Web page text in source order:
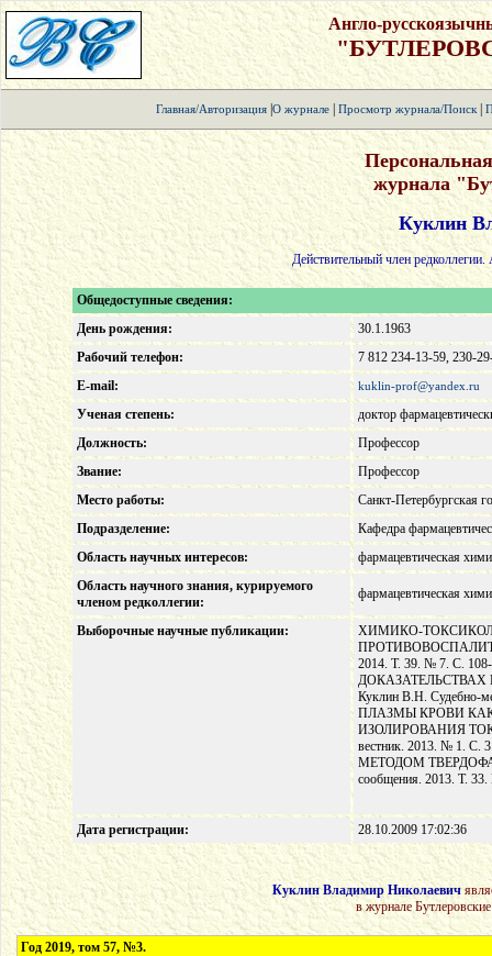
Англо-
Главная/Авторизация| О журнале| Просмотр журнала/Поиск|
журнала
Куклин
Действительный член
Общедоступные сведения:
День рождения:
30.1.1963
Рабочий телефон:
7 812 234-13-59, 230-
E-mail:
kuklin-prof@yandex.ru
Ученая степень:
доктор
Должность:
Профессор
Звание:
Профессор
Место работы:
Санкт-Петербургская
Подразделение:
Кафедра
Область научных интересов:
фармацевтическая
Область научного знания, курируемого
членом редколлегии:
фармацевтическая
Выборочные научные публикации:
ХИМИКО-
2014. Т. 39. № 7. С.
ДОКАЗАТЕЛЬСТВАХ
Куклин В.Н. Судебно-
ПЛАЗМЫ КРОВИ
ИЗОЛИРОВАНИЯ
вестник. 2013. №
МЕТОДОМ
сообщения. 2013. Т.
Дата регистрации: 28.10.2009 17:02:36
Куклин Владимир Николаевич
в журнале
Год 2019, том 57, №3.